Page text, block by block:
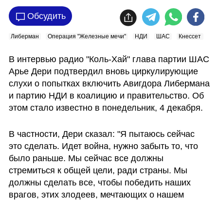
Обсудить
Либерман Операция "Железные мечи" НДИ ШАС Кнессет
В интервью радио "Коль-Хай" глава партии ШАС
Арье Дери подтвердил вновь циркулирующие
слухи о попытках включить Авигдора Либермана
и партию НДИ в коалицию и правительство. Об
этом стало известно в понедельник, 4 декабря.
В частности, Дери сказал: "Я пытаюсь сейчас
это сделать. Идет война, нужно забыть то, что
было раньше. Мы сейчас все должны
стремиться к общей цели, ради страны. Мы
должны сделать все, чтобы победить наших
врагов, этих злодеев, мечтающих о нашем